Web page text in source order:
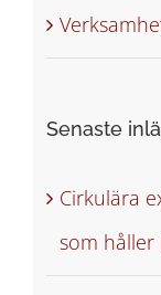
Senaste
Cirkulära
som håller